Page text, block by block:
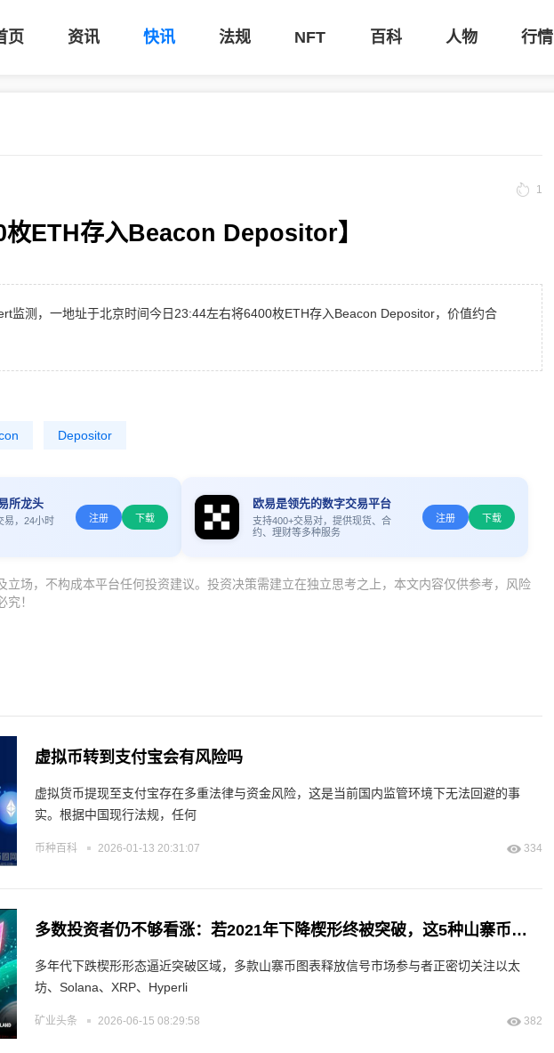
页 资讯 快讯 法规 NFT 百科 人物 行情
1
枚ETH存入Beacon Depositor】
监测，一地址于北京时间今日23:44左右将6400枚ETH存入Beacon Depositor，价值约合
Depositor
所龙头
易，24小时
注册 下载
欧易是领先的数字交易平台
支持400+交易对，提供现货、合
约、理财等多种服务
注册 下载
立场，不构成本平台任何投资建议。投资决策需建立在独立思考之上，本文内容仅供参考，风险
！
虚拟币转到支付宝会有风险吗
虚拟货币提现至支付宝存在多重法律与资金风险，这是当前国内监管环境下无法回避的事
实。根据中国现行法规，任何
币种百科 2026-01-13 20:31:07 334
多数投资者仍不够看涨：若2021年下降楔形终被突破，这5种山寨币或将暴涨
多年代下跌楔形形态逼近突破区域，多款山寨币图表释放信号市场参与者正密切关注以太
坊、Solana、XRP、Hyperli
矿业头条 2026-06-15 08:29:58 382